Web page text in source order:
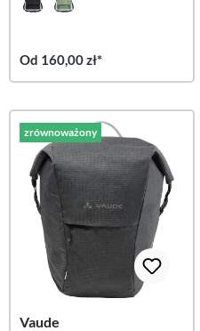
Od 160,00 zł*
zrównoważony
Vaude